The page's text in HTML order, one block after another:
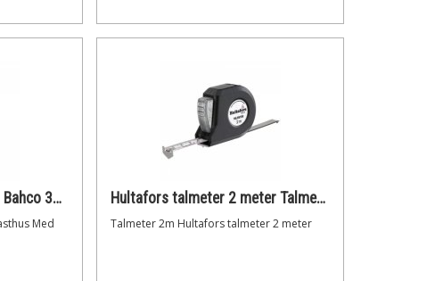
Med autolock MTB-3-16 Bahco 3m båndmål 16mm plasthus
Med
Hultafors talmeter 2 meter Talmeter 2m
Talmeter 2m Hultafors talmeter 2 meter